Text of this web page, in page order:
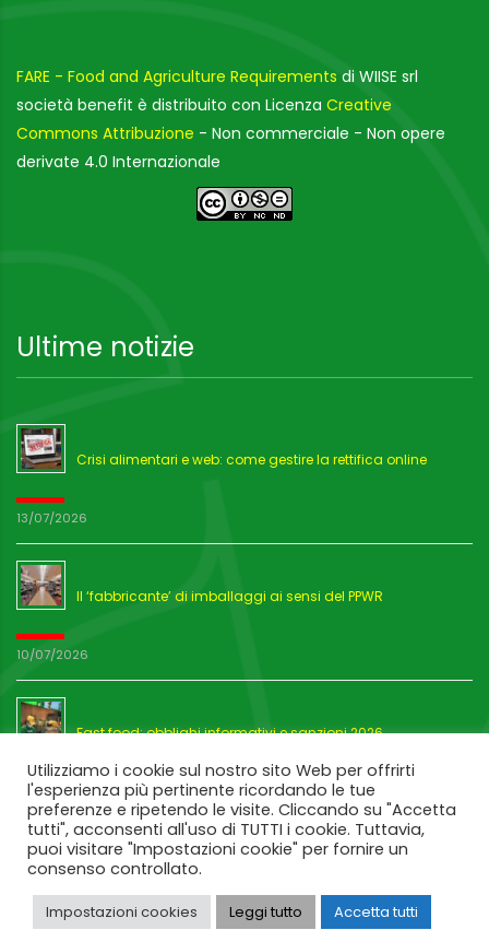
FARE - Food and Agriculture Requirements di WIISE srl
società benefit è distribuito con Licenza Creative
Commons Attribuzione - Non commerciale - Non opere
derivate 4.0 Internazionale
Ultime notizie
Crisi alimentari e web: come gestire la rettifica online
13/07/2026
Il ‘fabbricante’ di imballaggi ai sensi del PPWR
10/07/2026
Fast food: obblighi informativi e sanzioni 2026
03/07/2026
Utilizziamo i cookie sul nostro sito Web per offrirti
l'esperienza più pertinente ricordando le tue
preferenze e ripetendo le visite. Cliccando su "Accetta
tutti", acconsenti all'uso di TUTTI i cookie. Tuttavia,
puoi visitare "Impostazioni cookie" per fornire un
consenso controllato.
Impostazioni cookies Leggi tutto Accetta tutti